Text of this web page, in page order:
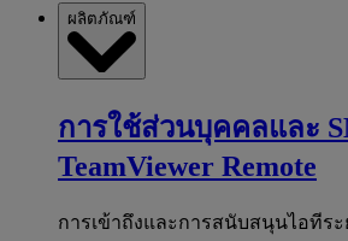
ผลิตภัณฑ์
การใช้ส่วนบุคคลและ
TeamViewer Remote
การเข้าถึงและการสนับสนุนไอทีระ